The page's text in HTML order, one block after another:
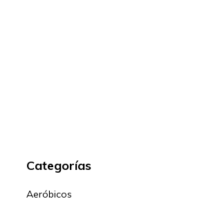
Categorías
Aeróbicos